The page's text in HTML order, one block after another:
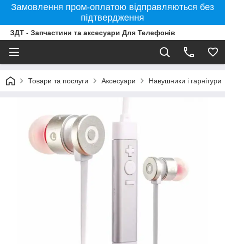
Замовлення пром-оплатою відправляються без
підтвердження
ЗДТ - Запчастини та аксесуари Для Телефонів
Товари та послуги Аксесуари Навушники і гарнітури